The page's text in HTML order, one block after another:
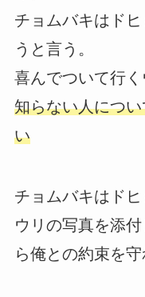
チョムバキはド
うと言う。
喜んでついて行く
知らない人につ
い
チョムバキはドヒ
ウリの写真を添
ら俺との約束を守